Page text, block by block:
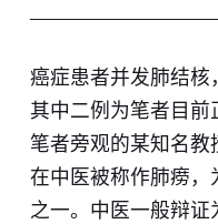
癌症患者并发肺结核
其中二例为笔者目前
笔者旁观的某知名教
在中医被称作肺痨，
之一。中医一般辩